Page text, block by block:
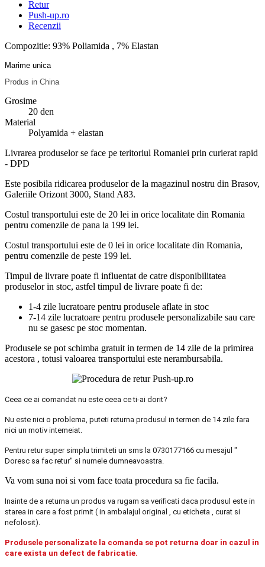
Retur
Push-up.ro
Recenzii
Compozitie: 93% Poliamida , 7% Elastan
Marime unica
Produs in China
Grosime
20 den
Material
Polyamida + elastan
Livrarea produselor se face pe teritoriul Romaniei prin curierat rapid
- DPD
Este posibila ridicarea produselor de la magazinul nostru din Brasov,
Galeriile Orizont 3000, Stand A83.
Costul transportului este de 20 lei in orice localitate din Romania
pentru comenzile de pana la 199 lei.
Costul transportului este de 0 lei in orice localitate din Romania,
pentru comenzile de peste 199 lei.
Timpul de livrare poate fi influentat de catre disponibilitatea
produselor in stoc, astfel timpul de livrare poate fi de:
1-4 zile lucratoare pentru produsele aflate in stoc
7-14 zile lucratoare pentru produsele personalizabile sau care
nu se gasesc pe stoc momentan.
Produsele se pot schimba gratuit in termen de 14 zile de la primirea
acestora , totusi valoarea transportului este nerambursabila.
Ceea ce ai comandat nu este ceea ce ti-ai dorit?
Nu este nici o problema, puteti returna produsul in termen de 14 zile fara
nici un motiv intemeiat.
Pentru retur super simplu trimiteti un sms la 0730177166 cu mesajul "
Doresc sa fac retur" si numele dumneavoastra.
Va vom suna noi si vom face toata procedura sa fie facila.
Inainte de a returna un produs va rugam sa verificati daca produsul este in
starea in care a fost primit ( in ambalajul original , cu eticheta , curat si
nefolosit).
Produsele personalizate la comanda se pot returna doar in cazul in
care exista un defect de fabricatie.